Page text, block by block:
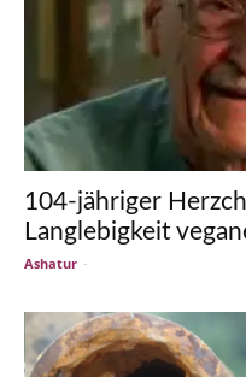
104-jähriger
Langlebigkeit
Ashatur -